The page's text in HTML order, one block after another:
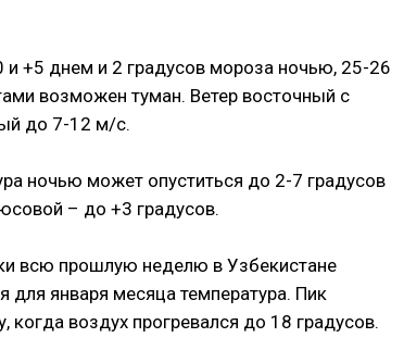
и +5 днем и 2 градусов мороза ночью, 25-26
возможен туман. Ветер восточный с
до 7-12 м/с.
ночью может опуститься до 2-7 градусов
– до +3 градусов.
всю прошлую неделю в Узбекистане
января месяца температура. Пик
когда воздух прогревался до 18 градусов.